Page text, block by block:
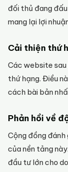
đối thủ đang
mang lại lợi
Cải thiện thứ
Các website sau
thứ hạng. Điều
cách bài bản
Phản hồi về
Cộng đồng
của nền tảng
đầu tư lớn cho